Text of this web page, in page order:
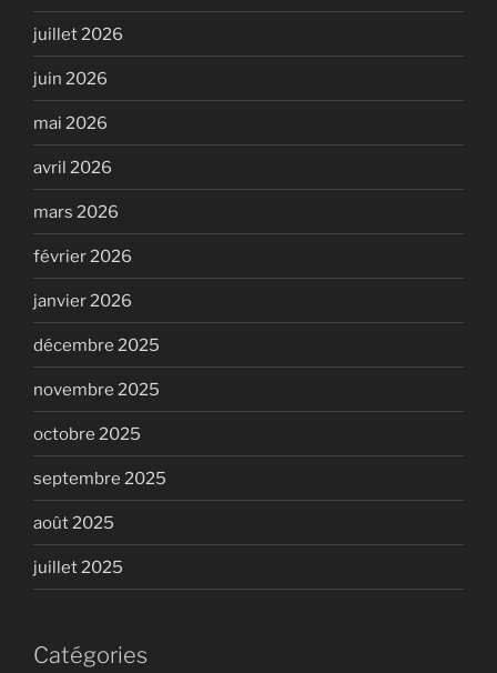
juillet 2026
juin 2026
mai 2026
avril 2026
mars 2026
février 2026
janvier 2026
décembre 2025
novembre 2025
octobre 2025
septembre 2025
août 2025
juillet 2025
Catégories